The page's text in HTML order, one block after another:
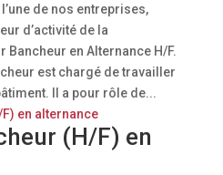
de nos entreprises,
d’activité de la
en Alternance H/F.
est chargé de travailler
Il a pour rôle de...
(H/F) en